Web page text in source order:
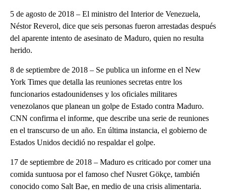
5 de agosto de 2018 – El ministro del Interior de Venezuela,
Néstor Reverol, dice que seis personas fueron arrestadas después
del aparente intento de asesinato de Maduro, quien no resulta
herido.
8 de septiembre de 2018 – Se publica un informe en el New
York Times que detalla las reuniones secretas entre los
funcionarios estadounidenses y los oficiales militares
venezolanos que planean un golpe de Estado contra Maduro.
CNN confirma el informe, que describe una serie de reuniones
en el transcurso de un año. En última instancia, el gobierno de
Estados Unidos decidió no respaldar el golpe.
17 de septiembre de 2018 – Maduro es criticado por comer una
comida suntuosa por el famoso chef Nusret Gökçe, también
conocido como Salt Bae, en medio de una crisis alimentaria.